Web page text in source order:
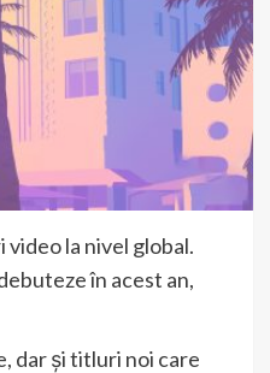
la nivel global.
în acest an,
dar și titluri noi care